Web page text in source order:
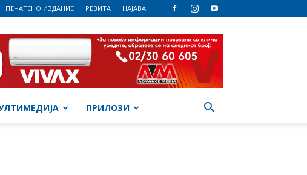
ПЕЧАТЕНО ИЗДАНИЕ РЕВИТА НАЈАВА
ПРИЛОЗИ